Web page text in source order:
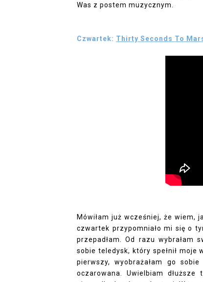
Was z postem muzycznym.
Czwartek: Thirty Seconds To
Mówiłam już wcześniej, że wiem,
czwartek przypomniało mi się o
przepadłam. Od razu wybrałam
sobie teledysk, który spełnił moje
pierwszy, wyobrażałam go
oczarowana. Uwielbiam